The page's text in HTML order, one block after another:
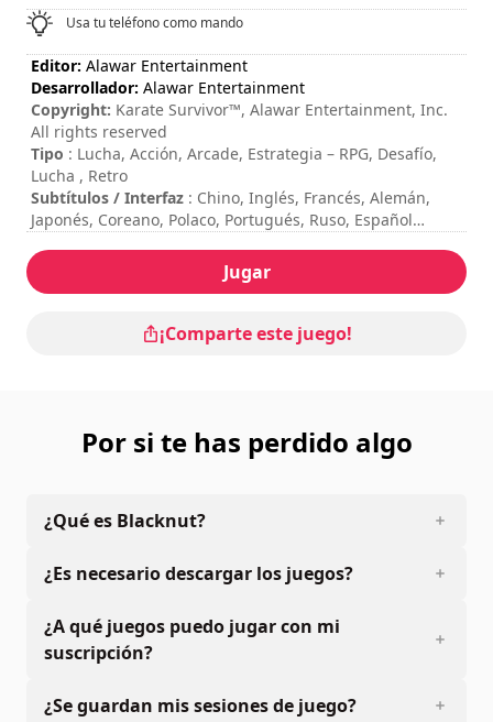
Usa tu teléfono como mando
Editor: Alawar Entertainment
Desarrollador: Alawar Entertainment
Copyright: Karate Survivor™, Alawar Entertainment, Inc.
All rights reserved
Tipo : Lucha, Acción, Arcade, Estrategia – RPG, Desafío,
Lucha , Retro
Subtítulos / Interfaz : Chino, Inglés, Francés, Alemán,
Japonés, Coreano, Polaco, Portugués, Ruso, Español
Duración total
Dificultad
Jugar
¡Comparte este juego!
Por si te has perdido algo
¿Qué es Blacknut?
¿Es necesario descargar los juegos?
¿A qué juegos puedo jugar con mi
suscripción?
¿Se guardan mis sesiones de juego?